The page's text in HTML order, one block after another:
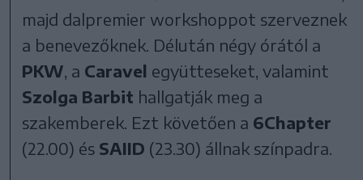
majd dalpremier workshoppot szerveznek
a benevezőknek. Délután négy órától a
PKW, a Caravel együtteseket, valamint
Szolga Barbit hallgatják meg a
szakemberek. Ezt követően a 6Chapter
(22.00) és SAIID (23.30) állnak színpadra.